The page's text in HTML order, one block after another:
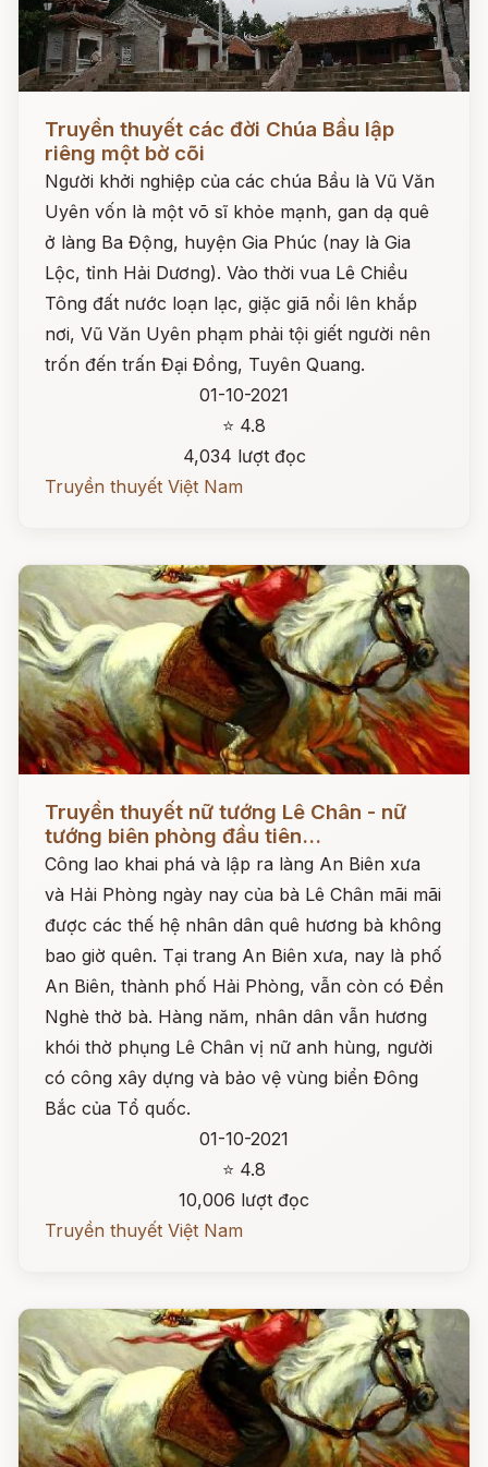
Đọc ngay
Truyền thuyết các đời Chúa Bầu lập
riêng một bờ cõi
Người khởi nghiệp của các chúa Bầu là Vũ Văn
Uyên vốn là một võ sĩ khỏe mạnh, gan dạ quê
ở làng Ba Động, huyện Gia Phúc (nay là Gia
Lộc, tỉnh Hải Dương). Vào thời vua Lê Chiều
Tông đất nước loạn lạc, giặc giã nổi lên khắp
nơi, Vũ Văn Uyên phạm phải tội giết người nên
trốn đến trấn Đại Đồng, Tuyên Quang.
01-10-2021
⭐ 4.8
4,034 lượt đọc
Truyền thuyết Việt Nam
Đọc ngay
Truyền thuyết nữ tướng Lê Chân - nữ
tướng biên phòng đầu tiên...
Công lao khai phá và lập ra làng An Biên xưa
và Hải Phòng ngày nay của bà Lê Chân mãi mãi
được các thế hệ nhân dân quê hương bà không
bao giờ quên. Tại trang An Biên xưa, nay là phố
An Biên, thành phố Hải Phòng, vẫn còn có Đền
Nghè thờ bà. Hàng năm, nhân dân vẫn hương
khói thờ phụng Lê Chân vị nữ anh hùng, người
có công xây dựng và bảo vệ vùng biển Đông
Bắc của Tổ quốc.
01-10-2021
⭐ 4.8
10,006 lượt đọc
Truyền thuyết Việt Nam